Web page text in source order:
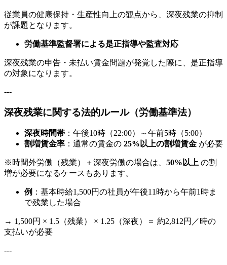
従業員の健康保持・生産性向上の観点から、深夜残業の抑制
が課題となります。
労働基準監督署による是正指導や監査対応
深夜残業の申告・未払い賃金問題が発覚した際に、是正指導
の対象になります。
---
深夜残業に関する法的ルール（労働基準法）
深夜時間帯 ：午後10時（22:00）～午前5時（5:00）
割増賃金率 ：通常の賃金の 25%以上の割増賃金 が必要
※時間外労働（残業）＋深夜労働の場合は、 50%以上 の割
増が必要になるケースもあります。
例 ：基本時給1,500円の社員が午後11時から午前1時ま
で残業した場合
→ 1,500円 × 1.5（残業） × 1.25（深夜）＝ 約2,812円／時の
支払いが必要
---